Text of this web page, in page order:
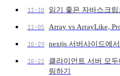
11-10 읽기 좋은 자바스크립
11-05 Array vs ArrayLike,
10-29 nextjs 서버사이드에
10-22
클라이언트 서버 모
링하기